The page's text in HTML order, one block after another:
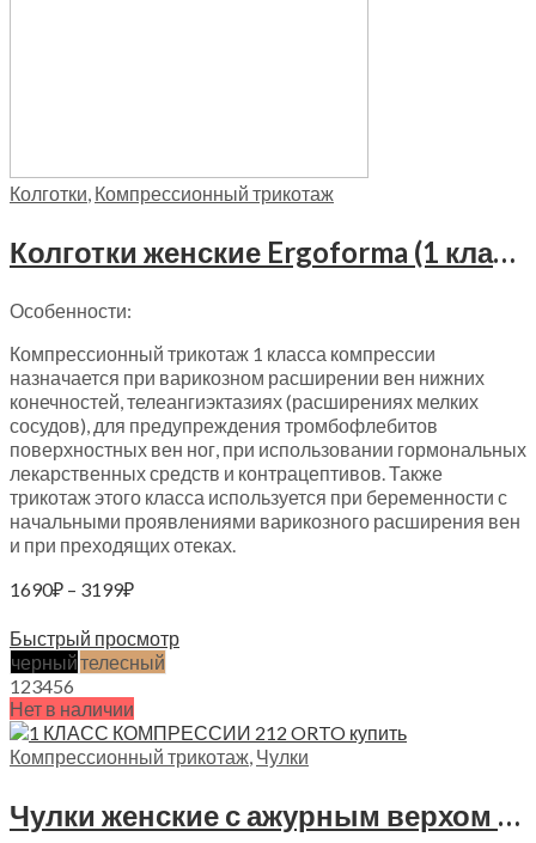
Колготки Компрессионный трикотаж
Колготки женские Ergoforma (1 класс компрессии), 112
Особенности:
Компрессионный трикотаж 1 класса компрессии
назначается при варикозном расширении вен нижних
конечностей, телеангиэктазиях (расширениях мелких
сосудов), для предупреждения тромбофлебитов
поверхностных вен ног, при использовании гормональных
лекарственных средств и контрацептивов. Также
трикотаж этого класса используется при беременности с
начальными проявлениями варикозного расширения вен
и при преходящих отеках.
1690₽ – 3199₽Диапазон
1690₽
–
Быстрый просмотр
черныйтелесный
123456
Нет в наличии
Компрессионный трикотаж Чулки
Чулки женские с ажурным верхом Orto, 1 класс компрессии, 212 ORTO